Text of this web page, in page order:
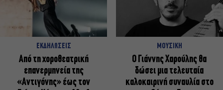
ΕΚΔΗΛΩΣΕΙΣ
Από τη χοροθεατρική
επανερμηνεία της
«Αντιγόνης» έως τον
ΜΟΥΣΙΚΗ
Ο Γιάννης Χαρούλης θα
δώσει μια τελευταία
καλοκαιρινή συναυλία στο